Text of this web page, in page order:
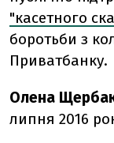
"касетного
боротьби з
Приватбанку.
Олена
липня 2016